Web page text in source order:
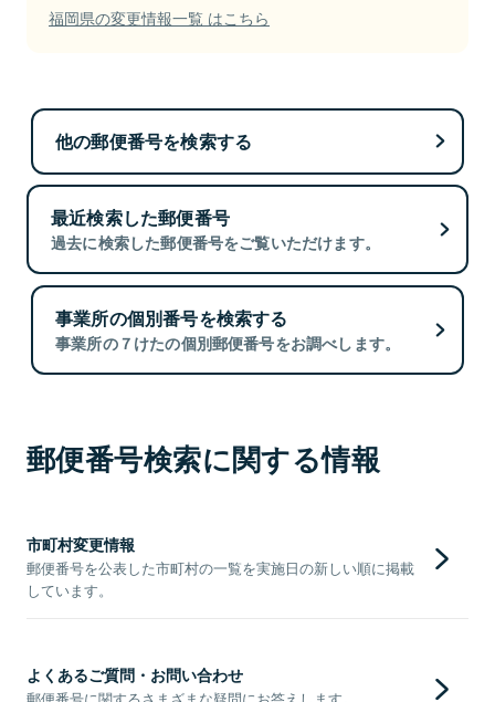
福岡県の変更情報一覧 はこちら
他の郵便番号を検索する
最近検索した郵便番号
過去に検索した郵便番号をご覧いただけます。
事業所の個別番号を検索する
事業所の７けたの個別郵便番号をお調べします。
郵便番号検索に関する情報
市町村変更情報
郵便番号を公表した市町村の一覧を実施日の新しい順に掲載
しています。
よくあるご質問・お問い合わせ